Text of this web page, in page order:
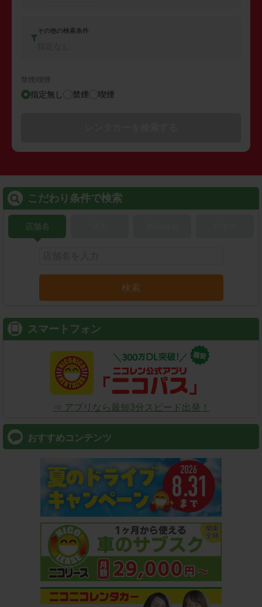
その他の検索条件
禁煙/喫煙
指定無し 禁煙 喫煙
こだわり条件で検索
店舗名
検索
スマートフォン
⇒ アプリなら最短3分スピード出発！
おすすめコンテンツ